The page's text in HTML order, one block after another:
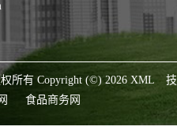
所有 Copyright (©) 2026 XML
技
食品商务网